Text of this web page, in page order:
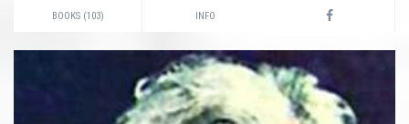
BOOKS (103) INFO